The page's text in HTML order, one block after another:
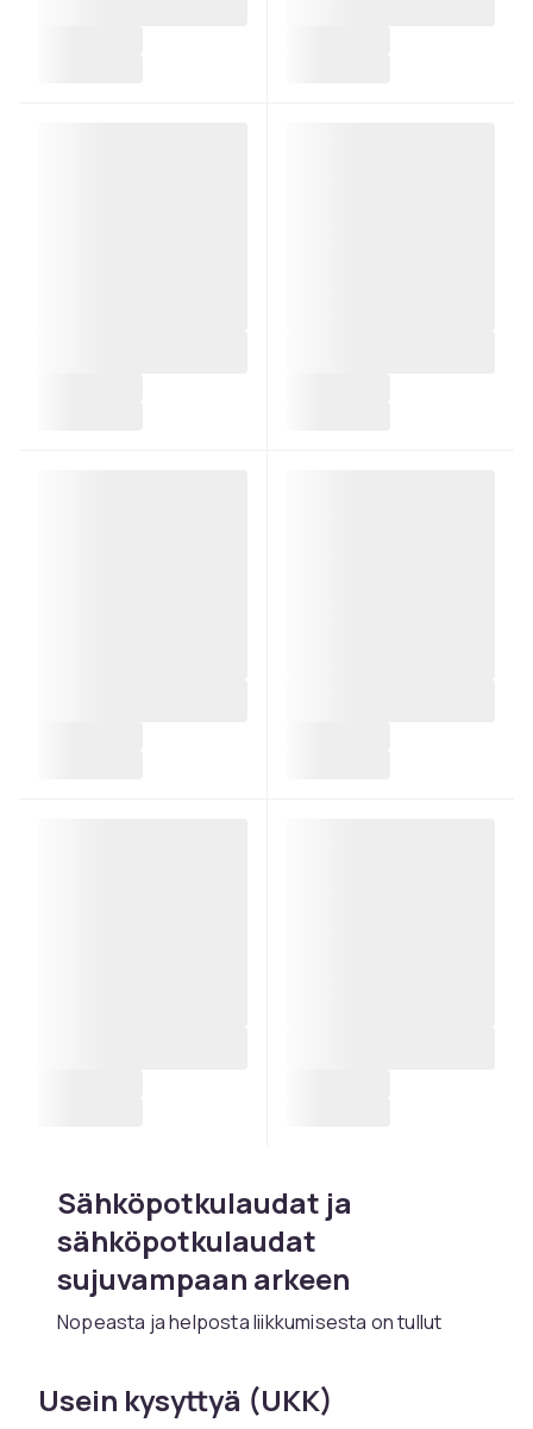
Sähköpotkulaudat ja
sähköpotkulaudat
sujuvampaan arkeen
Nopeasta ja helposta liikkumisesta on tullut
kulkuvälineen, joka sopii sekä
Usein kysyttyä (UKK)